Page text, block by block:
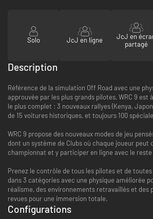
Solo JcJ en ligne
JcJ en
partagé
Description
Référence de la simulation Off Road avec une
approuvée par les plus grands pilotes, WRC 9 est
le plus complet : 3 nouveaux rallyes (Kenya,
de 15 voitures historiques, et toujours 100
WRC 9 propose des nouveaux modes de jeu
dont un système de Clubs où chaque joueur peut
championnat et y participer en ligne avec le reste
Prenez le contrôle de tous les pilotes et de
dans 3 catégories avec une physique améliorée
réalisme, des environnements retravaillés et des
revues pour une immersion totale.
Configurations